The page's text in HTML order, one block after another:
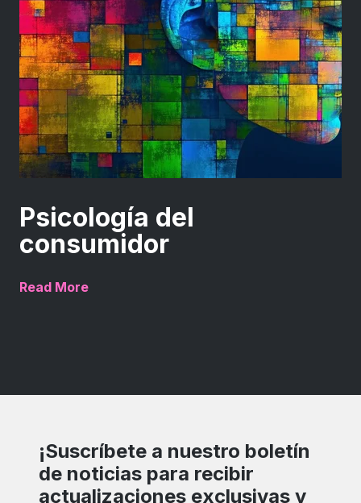
Psicología del
consumidor
Read More
¡Suscríbete a nuestro boletín
de noticias para recibir
actualizaciones exclusivas y